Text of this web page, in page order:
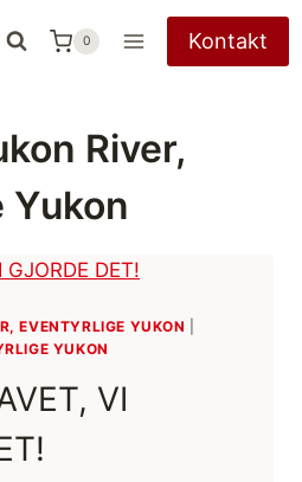
0 Kontakt
River,
Yukon
EVENTYRLIGE YUKON
YUKON
VI